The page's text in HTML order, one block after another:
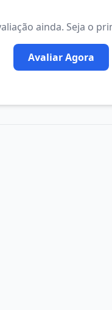
ainda. Seja o
Avaliar Agora